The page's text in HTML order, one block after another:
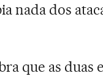
nada dos
que as duas